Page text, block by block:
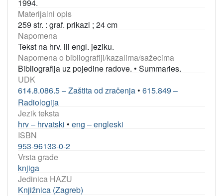
1994.
Materijalni opis
259 str. : graf. prikazi ; 24 cm
Napomena
Tekst na hrv. ili engl. jeziku.
Napomena o bibliografiji/kazalima/sažecima
Bibliografija uz pojedine radove. • Summaries.
UDK
614.8.086.5 – Zaštita od zračenja • 615.849 –
Radiologija
Jezik teksta
hrv – hrvatski • eng – engleski
ISBN
953-96133-0-2
Vrsta građe
knjiga
Jedinica HAZU
Knjižnica (Zagreb)